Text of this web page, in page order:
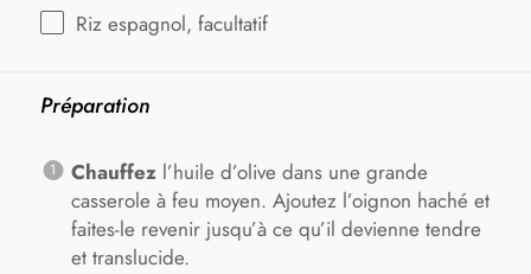
Riz espagnol, facultatif
Préparation
Chauffezl’huile d’olive dans une grande
casserole à feu moyen. Ajoutez l’oignon haché et
faites-le revenir jusqu’à ce qu’il devienne tendre
et translucide.